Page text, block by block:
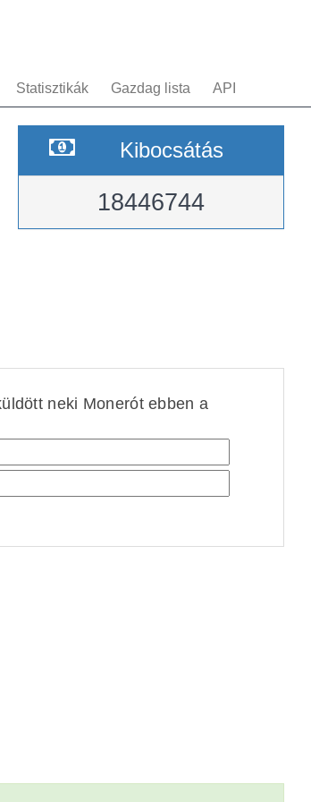
Statisztikák Gazdag lista API
Kibocsátás
18446744
neki Monerót ebben a